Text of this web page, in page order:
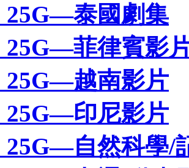
25G—泰國劇集
25G—菲律賓影
25G—越南影片
25G—印尼影片
25G—自然科學/